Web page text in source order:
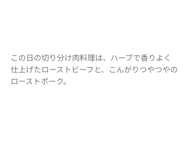
この日の切り分け肉料理は、ハーブで香りよく
仕上げたローストビーフと、こんがりつやつやの
ローストポーク。